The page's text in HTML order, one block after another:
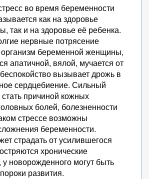
во время беременности
как на здоровье
так и на здоровье её ребенка.
нервные потрясение
беременной женщины,
апатичной, вялой, мучается от
вызывает дрожь в
сердцебиение. Сильный
причиной кожных
болей, болезненности
стрессе возможны
беременности.
страдать от усилившегося
хронические
новорожденного могут быть
развития.